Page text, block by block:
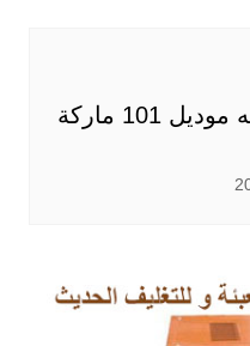
الة تغليف علب شوكولاته موديل 101 ماركة